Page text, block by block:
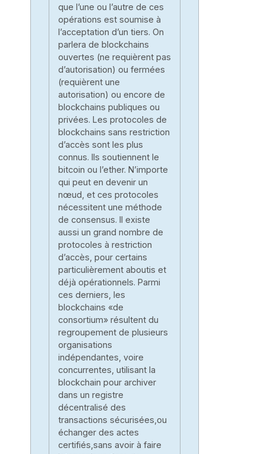
que l’une ou l’autre de ces
opérations est soumise à
l’acceptation d’un tiers. On
parlera de blockchains
ouvertes (ne requièrent pas
d’autorisation) ou fermées
(requièrent une
autorisation) ou encore de
blockchains publiques ou
privées. Les protocoles de
blockchains sans restriction
d’accès sont les plus
connus. Ils soutiennent le
bitcoin ou l’ether. N’importe
qui peut en devenir un
nœud, et ces protocoles
nécessitent une méthode
de consensus. Il existe
aussi un grand nombre de
protocoles à restriction
d’accès, pour certains
particulièrement aboutis et
déjà opérationnels. Parmi
ces derniers, les
blockchains «de
consortium» résultent du
regroupement de plusieurs
organisations
indépendantes, voire
concurrentes, utilisant la
blockchain pour archiver
dans un registre
décentralisé des
transactions sécurisées,ou
échanger des actes
certifiés,sans avoir à faire